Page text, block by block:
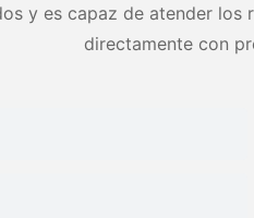
y es capaz de atender
directamente con